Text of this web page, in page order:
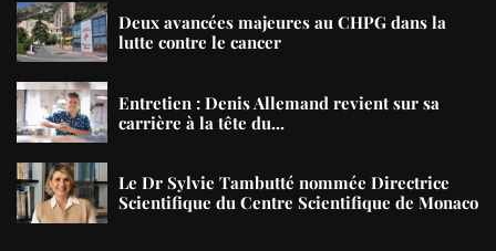
Deux avancées majeures au CHPG dans la
lutte contre le cancer
Entretien : Denis Allemand revient sur sa
carrière à la tête du...
Le Dr Sylvie Tambutté nommée Directrice
Scientifique du Centre Scientifique de Monaco